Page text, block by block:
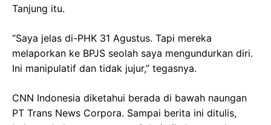
Tanjung itu.
“Saya jelas di-PHK 31 Agustus. Tapi mereka
melaporkan ke BPJS seolah saya mengundurkan diri.
Ini manipulatif dan tidak jujur,” tegasnya.
CNN Indonesia diketahui berada di bawah naungan
PT Trans News Corpora. Sampai berita ini ditulis,